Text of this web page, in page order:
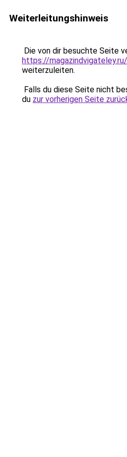
Weiterleitungshinweis
Die von dir besuchte Seite
https://
weiterzuleiten.
Falls du diese Seite nicht
du zur vorherigen Seite